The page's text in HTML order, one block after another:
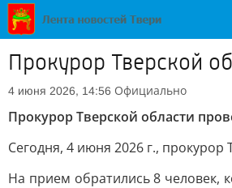
Прокурор Тверской
4 июня 2026, 14:56 Официально
Прокурор Тверской области
Сегодня, 4 июня 2026 г.,
На прием обратились 8 человек,